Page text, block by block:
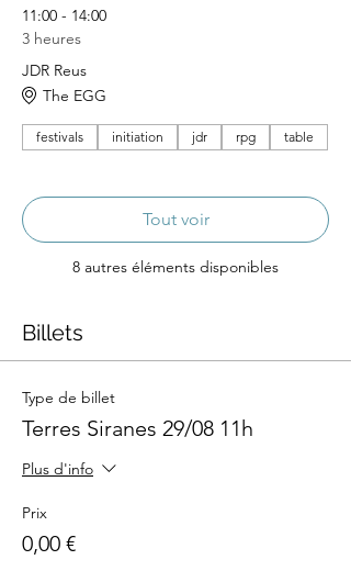
11:00 - 14:00
3 heures
JDR Reus
The EGG
festivals initiation jdr rpg table
8 autres éléments disponibles
Tout voir
Billets
Type de billet
Terres Siranes 29/08 11h
Plus d'info
Prix
0,00 €